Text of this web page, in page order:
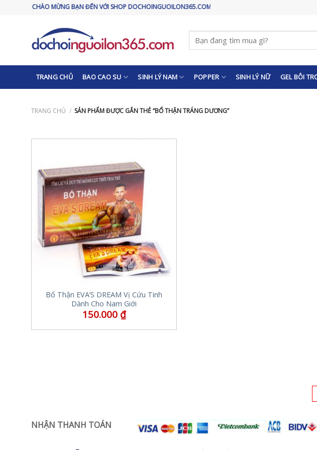
CHÀO MỪNG BẠN ĐẾN VỚI SHOP DOCHOINGUOILON365.COM
Tìm
kiếm:
TRANG CHỦ BAO CAO SU SINH LÝ NAM POPPER SINH LÝ NỮ GEL BÔI
TRANG CHỦ / SẢN PHẨM ĐƯỢC GẮN THẺ “BỔ THẬN TRÁNG DƯƠNG”
Bổ Thận EVA’S DREAM Vị Cứu Tinh
Dành Cho Nam Giới
150.000 ₫
NHẬN THANH TOÁN